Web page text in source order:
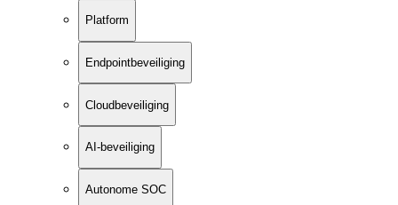
Platform
Endpointbeveiliging
Cloudbeveiliging
AI-beveiliging
Autonome SOC